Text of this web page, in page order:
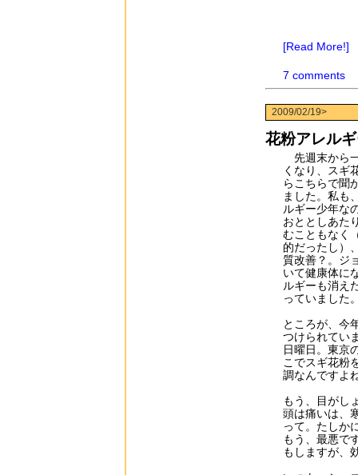
[Read More!]
7 comments
2009/02/19>
花粉アレル
先週末から
くなり、スギ
らこちらで聞
ました。私も
ルギー少年な
おととしあた
むこともなく
的だったし）
質改善？。ジ
いて健康体に
ルギーも消え
っていました
ところが、今
つけられてい
日曜日。東京
こでスギ花粉
調なんですよ
もう、目がし
頭は痛いは、
って。たしか
もう、最悪で
もしますが、